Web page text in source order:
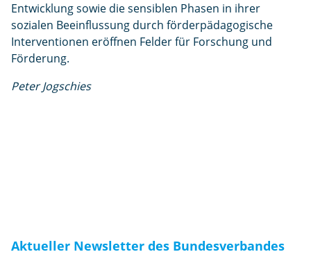
Entwicklung sowie die sensiblen Phasen in ihrer
sozialen Beeinflussung durch förderpädagogische
Interventionen eröffnen Felder für Forschung und
Förderung.
Peter Jogschies
Aktueller Newsletter des Bundesverbandes